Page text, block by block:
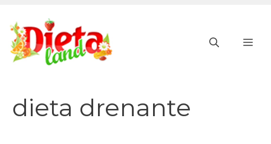
contenuto
dieta drenante